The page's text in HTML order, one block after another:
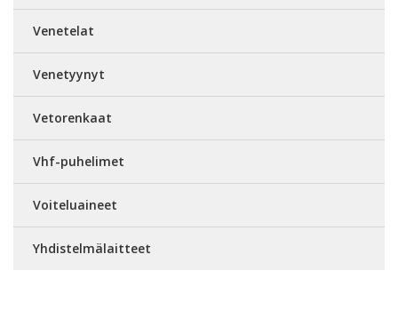
Venetelat
Venetyynyt
Vetorenkaat
Vhf-puhelimet
Voiteluaineet
Yhdistelmälaitteet